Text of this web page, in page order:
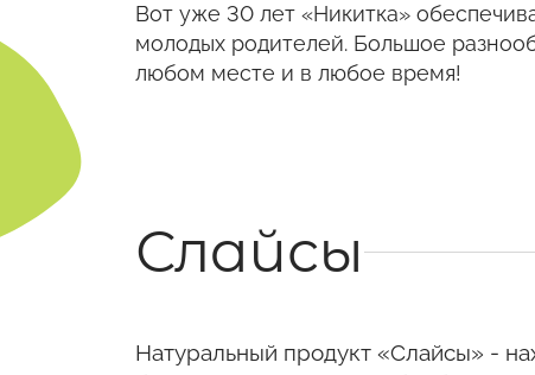
Вот уже 30 лет «Никитка»
молодых родителей. Большое
любом месте и в любое время!
Слайсы
Натуральный продукт «Слайсы» -